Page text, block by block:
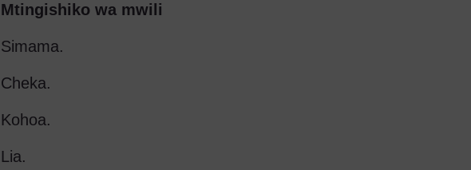
Mtingishiko wa mwili
Simama.
Cheka.
Kohoa.
Lia.